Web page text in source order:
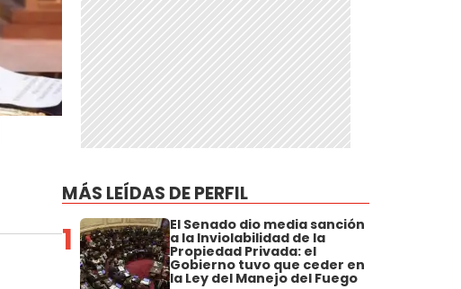
MÁS LEÍDAS DE PERFIL
1 El Senado dio media sanción
a la Inviolabilidad de la
Propiedad Privada: el
Gobierno tuvo que ceder en
la Ley del Manejo del Fuego